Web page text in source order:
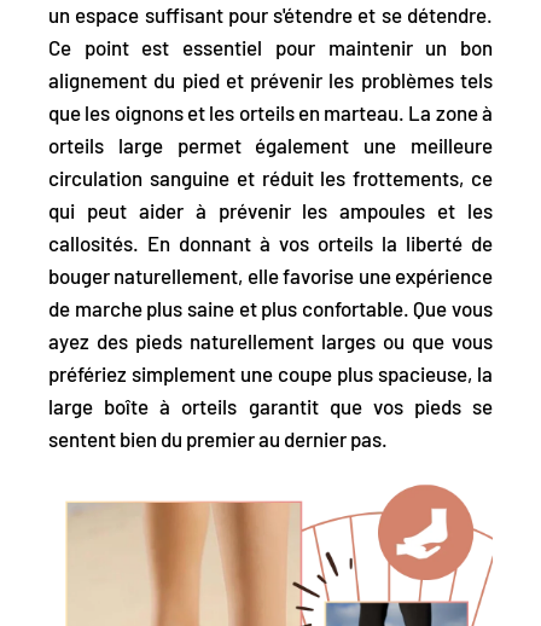
un espace suffisant pour s'étendre et se détendre
Ce point est essentiel pour maintenir un bon
alignement du pied et prévenir les problèmes tels
que les oignons et les orteils en marteau. La zone à
orteils large permet également une meilleure
circulation sanguine et réduit les frottements, ce
qui peut aider à prévenir les ampoules et les
callosités. En donnant à vos orteils la liberté de
bouger naturellement, elle favorise une expérience
de marche plus saine et plus confortable. Que vous
ayez des pieds naturellement larges ou que vous
préfériez simplement une coupe plus spacieuse, la
large boîte à orteils garantit que vos pieds se
sentent bien du premier au dernier pas.